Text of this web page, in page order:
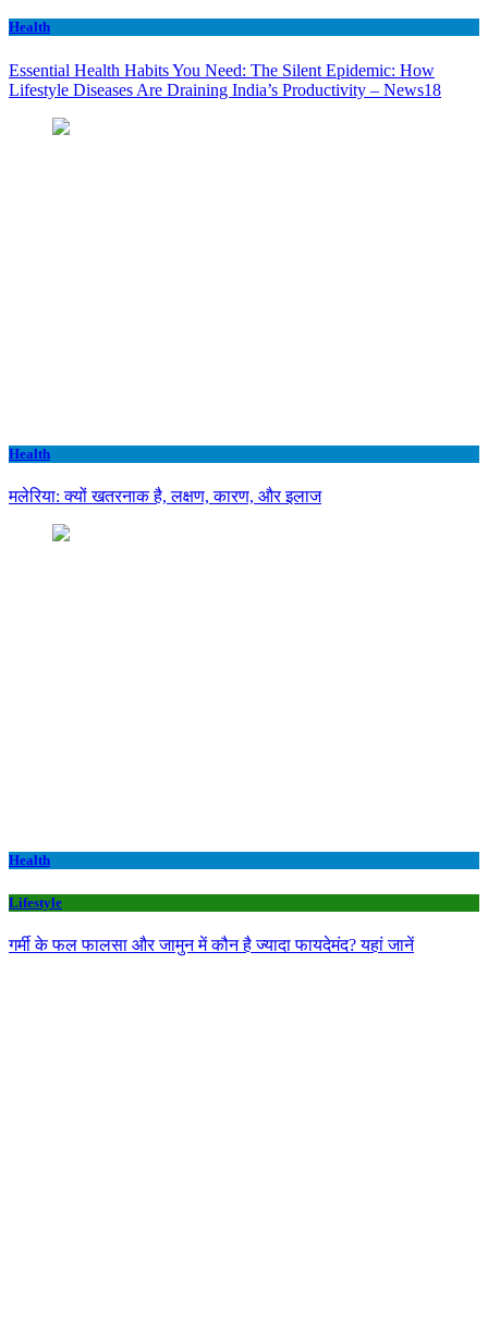
Health
Essential Health Habits You Need: The Silent Epidemic: How
Lifestyle Diseases Are Draining India’s Productivity – News18
Health
मलेरिया: क्यों खतरनाक है, लक्षण, कारण, और इलाज
Health
Lifestyle
गर्मी के फल फालसा और जामुन में कौन है ज्यादा फायदेमंद? यहां जानें